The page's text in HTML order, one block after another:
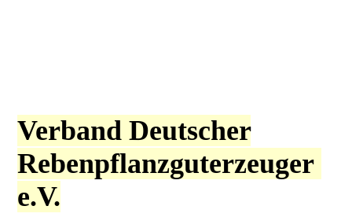
Verband Deutscher
Rebenpflanzguterzeuger
e.V.